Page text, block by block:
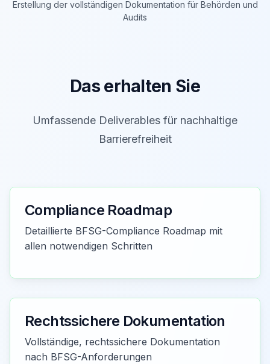
Erstellung der vollständigen Dokumentation für Behörden und
Audits
Das erhalten Sie
Umfassende Deliverables für nachhaltige
Barrierefreiheit
Compliance Roadmap
Detaillierte BFSG-Compliance Roadmap mit
allen notwendigen Schritten
Rechtssichere Dokumentation
Vollständige, rechtssichere Dokumentation
nach BFSG-Anforderungen